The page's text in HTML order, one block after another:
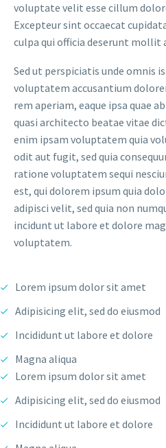
voluptate velit esse cillum
Excepteur sint occaecat
culpa qui officia deserunt mollit
Sed ut perspiciatis unde omnis
voluptatem accusantium
rem aperiam, eaque ipsa quae
quasi architecto beatae vitae
enim ipsam voluptatem quia
odit aut fugit, sed quia
ratione voluptatem sequi
est, qui dolorem ipsum quia
adipisci velit, sed quia non
incidunt ut labore et dolore
voluptatem.
Lorem ipsum dolor sit amet
Adipisicing elit, sed do eiusmod
Incididunt ut labore et dolore
Magna aliqua
Lorem ipsum dolor sit amet
Adipisicing elit, sed do eiusmod
Incididunt ut labore et dolore